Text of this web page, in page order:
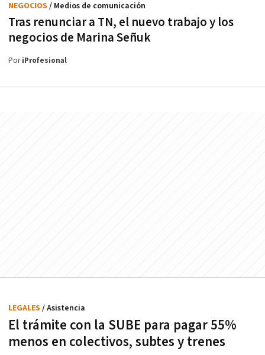
Tras renunciar a TN, el nuevo trabajo y los
negocios de Marina Señuk
NEGOCIOS / Medios de comunicación
PoriProfesional
El trámite con la SUBE para pagar 55%
menos en colectivos, subtes y trenes
LEGALES / Asistencia